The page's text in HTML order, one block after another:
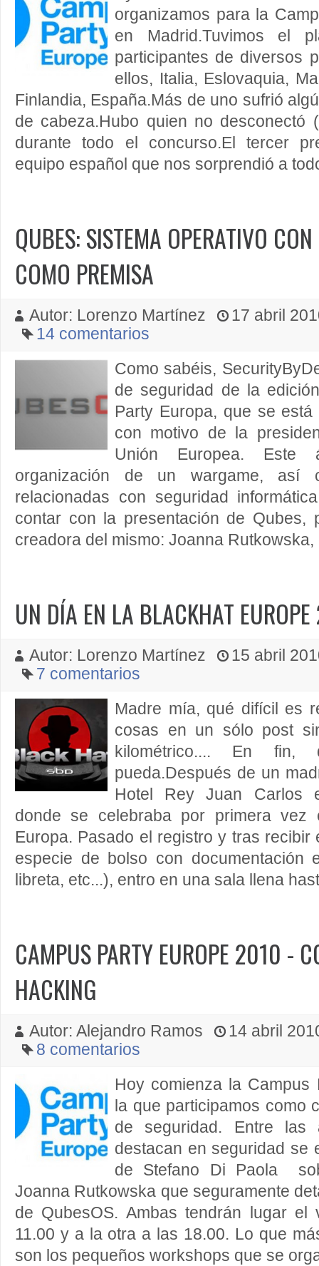
organizamos para la
en Madrid.Tuvimos el
participantes de diversos
ellos, Italia, Eslovaquia,
Finlandia, España.Más de uno sufrió
de cabeza.Hubo quien no desconectó
durante todo el concurso.El tercer
equipo español que nos sorprendió a
QUBES: SISTEMA OPERATIVO
COMO PREMISA
Autor: Lorenzo Martínez
17 abril
14 comentarios
Como sabéis,
de seguridad de la
Party Europa, que se
con motivo de la
Unión Europea. Este
organización de un wargame, así
relacionadas con seguridad
contar con la presentación de Qubes,
creadora del mismo: Joanna
UN DÍA EN LA BLACKHAT
Autor: Lorenzo Martínez
15 abril
7 comentarios
Madre mía, qué difícil es
cosas en un sólo post
kilométrico.... En
pueda.Después de un
Hotel Rey Juan Carlos
donde se celebraba por primera vez
Europa. Pasado el registro y tras recibir
especie de bolso con documentación
libreta, etc...), entro en una sala llena
CAMPUS PARTY EUROPE 2010 -
HACKING
Autor: Alejandro Ramos
14 abril
8 comentarios
Hoy comienza la Campus
la que participamos como
de seguridad. Entre las
destacan en seguridad se
de Stefano Di Paola
Joanna Rutkowska que seguramente
de QubesOS. Ambas tendrán lugar
11.00 y a la otra a las 18.00. Lo que
son los pequeños workshops que se